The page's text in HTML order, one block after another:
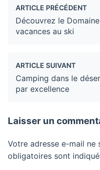
ARTICLE PRÉCÉDENT
Découvrez le
vacances au ski
ARTICLE SUIVANT
Camping dans le
par excellence
Laisser un
Votre adresse e-mail ne
obligatoires sont